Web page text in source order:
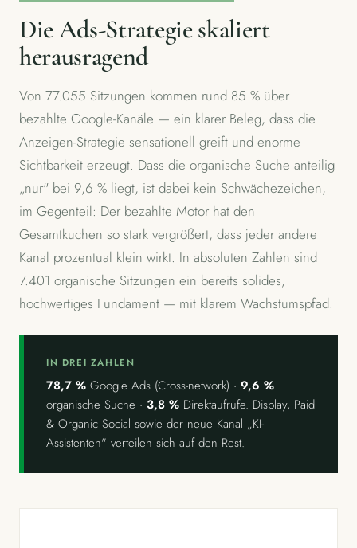
Die Ads-Strategie skaliert
herausragend
Von 77.055 Sitzungen kommen rund 85 % über
bezahlte Google-Kanäle — ein klarer Beleg, dass die
Anzeigen-Strategie sensationell greift und enorme
Sichtbarkeit erzeugt. Dass die organische Suche anteilig
„nur" bei 9,6 % liegt, ist dabei kein Schwächezeichen,
im Gegenteil: Der bezahlte Motor hat den
Gesamtkuchen so stark vergrößert, dass jeder andere
Kanal prozentual klein wirkt. In absoluten Zahlen sind
7.401 organische Sitzungen ein bereits solides,
hochwertiges Fundament — mit klarem Wachstumspfad.
IN DREI ZAHLEN
78,7 % Google Ads (Cross-network) · 9,6 %
organische Suche · 3,8 % Direktaufrufe. Display, Paid
& Organic Social sowie der neue Kanal „KI-
Assistenten" verteilen sich auf den Rest.